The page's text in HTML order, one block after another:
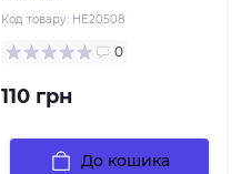
Код товару: HE20508
0
110 грн
До кошика